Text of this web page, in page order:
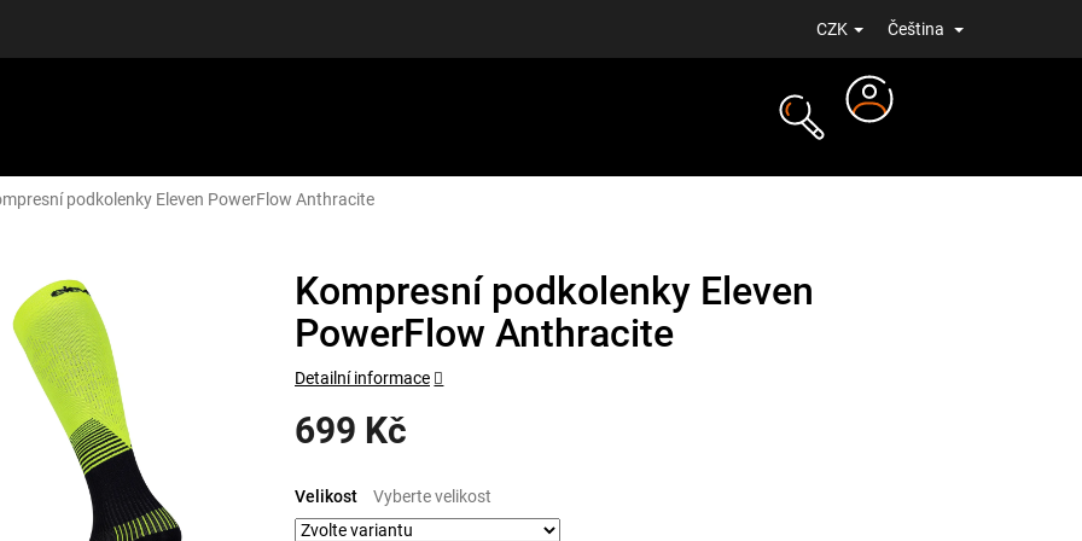
CZK Čeština
podkolenky Eleven PowerFlow Anthracite
Kompresní podkolenky Eleven
PowerFlow Anthracite
699 Kč
cena:
Velikost
Detailní informace